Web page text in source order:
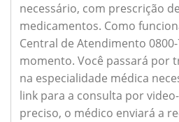
necessário, com prescrição
medicamentos. Como
Central de Atendimento
momento. Você passará por
na especialidade médica
link para a consulta por
preciso, o médico enviará a